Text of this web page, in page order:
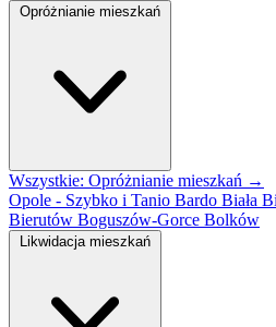
Opróżnianie mieszkań
Wszystkie: Opróżnianie mieszkań →
Opole - Szybko i Tanio Bardo Biała
Bierutów Boguszów-Gorce Bolków
Likwidacja mieszkań